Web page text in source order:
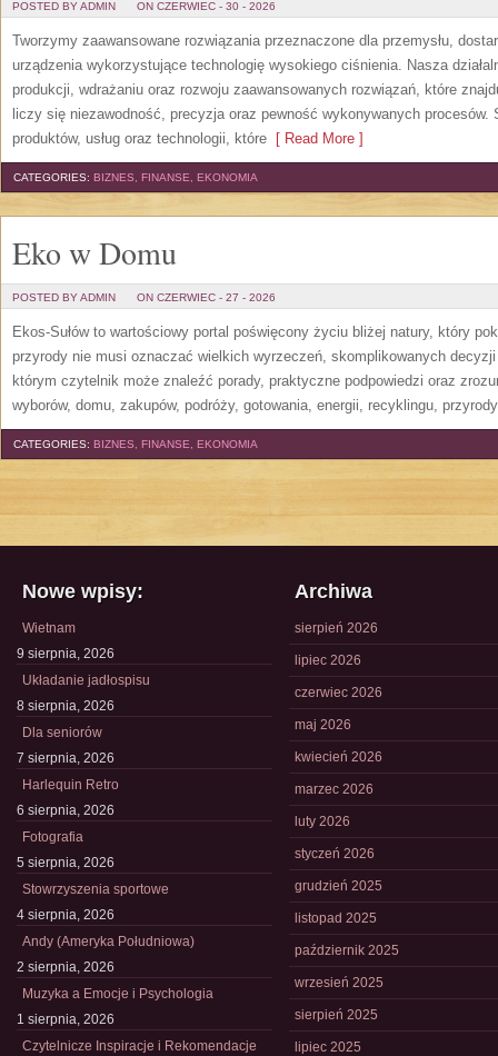
POSTED BY ADMIN ON CZERWIEC - 30 - 2026
Tworzymy zaawansowane rozwiązania przeznaczone dla przemysłu,
urządzenia wykorzystujące technologię wysokiego ciśnienia. Nasza
produkcji, wdrażaniu oraz rozwoju zaawansowanych rozwiązań, które
liczy się niezawodność, precyzja oraz pewność wykonywanych procesów.
produktów, usług oraz technologii, które [ Read More ]
CATEGORIES: BIZNES, FINANSE, EKONOMIA
Eko w Domu
POSTED BY ADMIN ON CZERWIEC - 27 - 2026
Ekos-Sułów to wartościowy portal poświęcony życiu bliżej natury, który
przyrody nie musi oznaczać wielkich wyrzeczeń, skomplikowanych
którym czytelnik może znaleźć porady, praktyczne podpowiedzi oraz
wyborów, domu, zakupów, podróży, gotowania, energii, recyklingu,
CATEGORIES: BIZNES, FINANSE, EKONOMIA
Nowe wpisy:
Wietnam
9 sierpnia, 2026
Układanie jadłospisu
8 sierpnia, 2026
Dla seniorów
7 sierpnia, 2026
Harlequin Retro
6 sierpnia, 2026
Fotografia
5 sierpnia, 2026
Stowrzyszenia sportowe
4 sierpnia, 2026
Andy (Ameryka Południowa)
2 sierpnia, 2026
Muzyka a Emocje i Psychologia
1 sierpnia, 2026
Czytelnicze Inspiracje i Rekomendacje
Archiwa
sierpień 2026
lipiec 2026
czerwiec 2026
maj 2026
kwiecień 2026
marzec 2026
luty 2026
styczeń 2026
grudzień 2025
listopad 2025
październik 2025
wrzesień 2025
sierpień 2025
lipiec 2025